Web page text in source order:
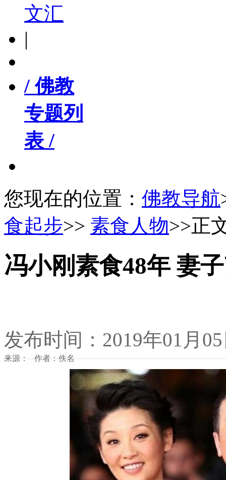
文汇
|
/ 佛教
专题列
表 /
您现在的位置： 佛教导航
食起步>> 素食人物>>正
冯小刚素食48年 妻
发布时间：2019年01月
来源： 作者：佚名